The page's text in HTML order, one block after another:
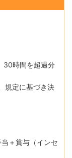
30時間を超過分
規定に基づき決
＋賞与（インセ